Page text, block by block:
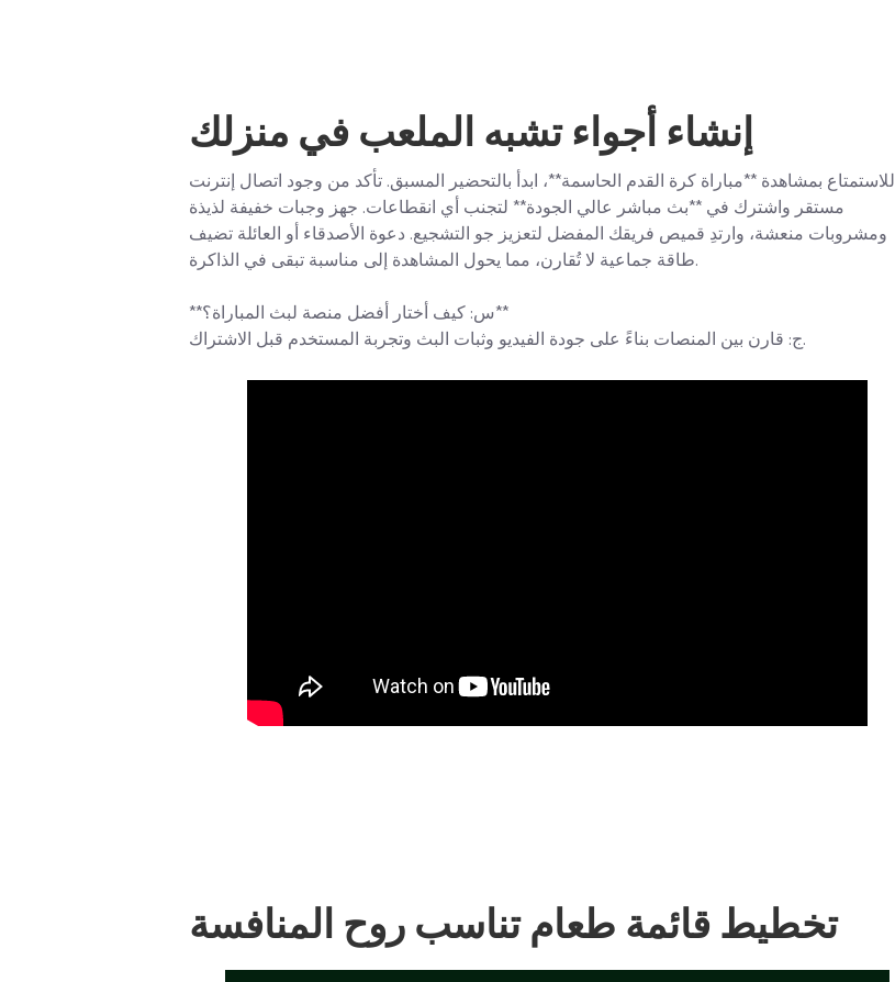
إنشاء أجواء تشبه الملعب في منزلك
للاستمتاع بمشاهدة **مباراة كرة القدم الحاسمة**، ابدأ بالتحضير المسبق. تأكد من وجود اتصال إنترنت
مستقر واشترك في **بث مباشر عالي الجودة** لتجنب أي انقطاعات. جهز وجبات خفيفة لذيذة
ومشروبات منعشة، وارتدِ قميص فريقك المفضل لتعزيز جو التشجيع. دعوة الأصدقاء أو العائلة تضيف
طاقة جماعية لا تُقارن، مما يحول المشاهدة إلى مناسبة تبقى في الذاكرة.
**س: كيف أختار أفضل منصة لبث المباراة؟**
ج: قارن بين المنصات بناءً على جودة الفيديو وثبات البث وتجربة المستخدم قبل الاشتراك.
تخطيط قائمة طعام تناسب روح المنافسة